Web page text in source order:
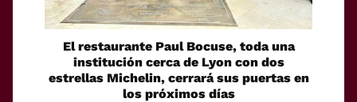
El restaurante Paul Bocuse, toda una
institución cerca de Lyon con dos
estrellas Michelin, cerrará sus puertas en
los próximos días